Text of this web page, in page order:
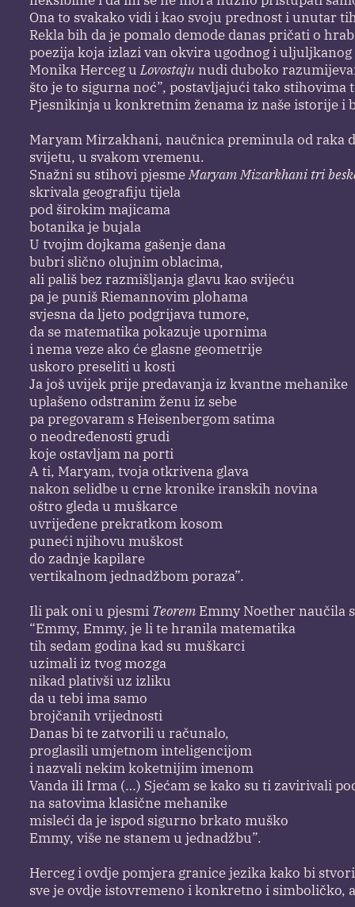
Ona to svakako vidi i kao svoju prednost i unutar
Rekla bih da je pomalo demode danas pričati o
poezija koja izlazi van okvira ugodnog i
Monika Herceg uLovostajunudi duboko
što je to sigurna noć”, postavljajući tako
Pjesnikinja u konkretnim ženama iz naše istorije
Maryam Mirzakhani, naučnica preminula od raka
svijetu, u svakom vremenu.
Snažni su stihovi pjesmeMaryam Mizarkhani tri
skrivala geografiju tijela
pod širokim majicama
botanika je bujala
U tvojim dojkama gašenje dana
bubri slično olujnim oblacima,
ali pališ bez razmišljanja glavu kao svijeću
pa je puniš Riemannovim plohama
svjesna da ljeto podgrijava tumore,
da se matematika pokazuje upornima
i nema veze ako će glasne geometrije
uskoro preseliti u kosti
Ja još uvijek prije predavanja iz kvantne mehanike
uplašeno odstranim ženu iz sebe
pa pregovaram s Heisenbergom satima
o neodređenosti grudi
koje ostavljam na porti
A ti, Maryam, tvoja otkrivena glava
nakon selidbe u crne kronike iranskih novina
oštro gleda u muškarce
uvrijeđene prekratkom kosom
puneći njihovu muškost
do zadnje kapilare
vertikalnom jednadžbom poraza”.
Ili pak oni u pjesmi TeoremEmmy Noether naučila
“Emmy, Emmy, je li te hranila matematika
tih sedam godina kad su muškarci
uzimali iz tvog mozga
nikad plativši uz izliku
da u tebi ima samo
brojčanih vrijednosti
Danas bi te zatvorili u računalo,
proglasili umjetnom inteligencijom
i nazvali nekim koketnijim imenom
Vanda ili Irma (…) Sjećam se kako su ti zavirivali
na satovima klasične mehanike
misleći da je ispod sigurno brkato muško
Emmy, više ne stanem u jednadžbu”.
Herceg i ovdje pomjera granice jezika kako bi
sve je ovdje istovremeno i konkretno i simboličko,